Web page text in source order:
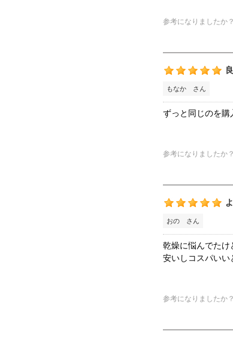
参考になりましたか？
もなか さん
ずっと同じのを購
参考になりましたか？
おの さん
乾燥に悩んでたけ
安いしコスパいい
参考になりましたか？